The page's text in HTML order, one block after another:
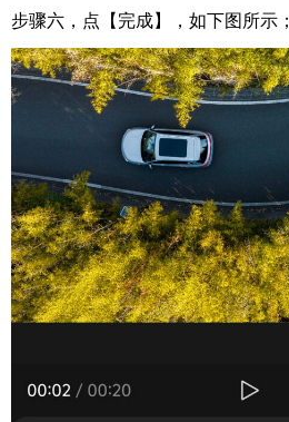
步骤六，点【完成】，如下图所示；